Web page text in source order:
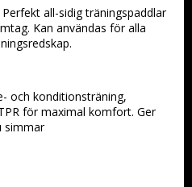
all-sidig träningspaddlar
Kan användas för alla
och konditionsträning,
för maximal komfort. Ger
simmar